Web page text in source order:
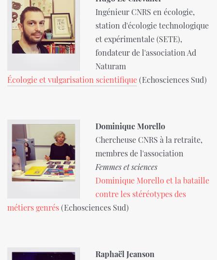
Ingénieur CNRS en écologie,
station d'écologie technologique
et expérimentale (SETE),
fondateur de l'association Ad
Naturam
Écologie et vulgarisation scientifique(Echosciences Sud)
Dominique Morello
Chercheuse CNRS à la retraite,
membres de l'association
Femmes et sciences
Dominique Morello et la bataille
contre les stéréotypes des
métiers genrés(Echosciences Sud)
Raphaël Jeanson